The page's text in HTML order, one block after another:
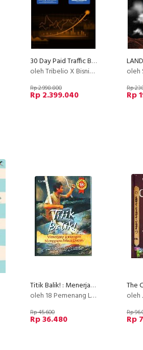
30 Day Paid Traffic Bootcamp
oleh Tribelio X Bisnishub
Rp 2.998.800
Rp 2.399.040
oleh
Rp
Rp
Titik Balik! : Menerjang Rintangan Menggapai Masa Depan
oleh 18 Pemenang Lomba Cipta Karya Inspiratif
Rp 45.600
Rp 36.480
oleh
Rp
Rp